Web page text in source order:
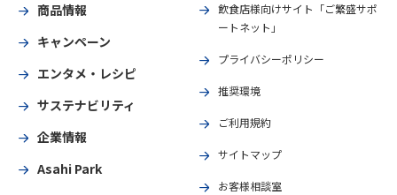
商品情報
キャンペーン
エンタメ・レシピ
サステナビリティ
企業情報
Asahi Park
飲食店様向けサイト「ご繁盛サポ
ートネット」
プライバシーポリシー
推奨環境
ご利用規約
サイトマップ
お客様相談室